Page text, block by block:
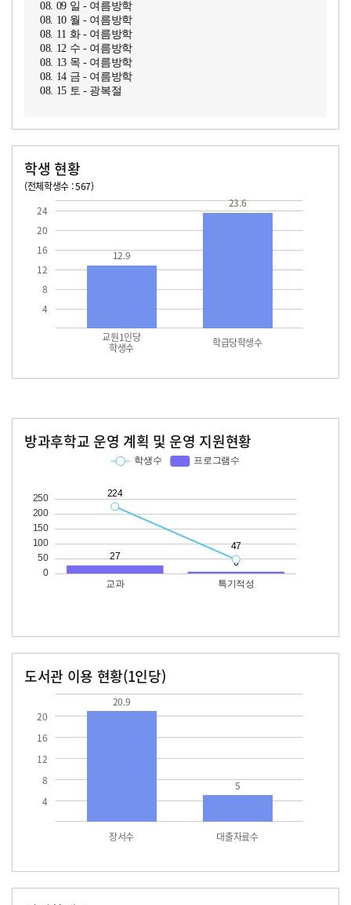
08. 09 일 - 여름방학
08. 10 월 - 여름방학
08. 11 화 - 여름방학
08. 12 수 - 여름방학
08. 13 목 - 여름방학
08. 14 금 - 여름방학
08. 15 토 - 광복절
학생 현황
(전체학생수 : 567)
4
8
12
16
20
24
교원1인당
학생수 학급당학생수
12.9
23.6
방과후학교 운영 계획 및 운영 지원현황
도서관 이용 현황(1인당)
4
8
12
16
20
장서수 대출자료수
20.9
5